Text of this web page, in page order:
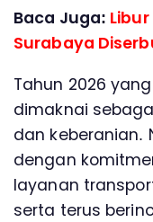
Baca Juga:
Surabaya
Tahun 2026
dimaknai
dan keberanian.
dengan
layanan
serta terus